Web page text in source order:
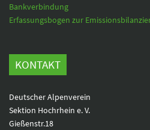
Bankverbindung
Erfassungsbogen zur
KONTAKT
Deutscher Alpenverein
Sektion Hochrhein e. V.
Gießenstr.18